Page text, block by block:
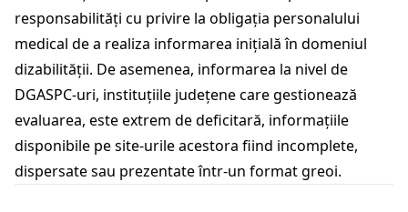
responsabilități cu privire la obligația personalului
medical de a realiza informarea inițială în domeniul
dizabilității. De asemenea, informarea la nivel de
DGASPC-uri, instituțiile județene care gestionează
evaluarea, este extrem de deficitară, informațiile
disponibile pe site-urile acestora fiind incomplete,
dispersate sau prezentate într-un format greoi.